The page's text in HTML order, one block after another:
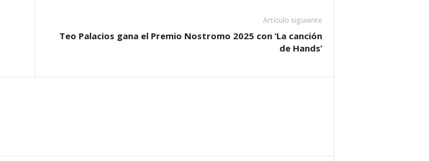
Artículo siguiente
Teo Palacios gana el Premio Nostromo 2025 con ‘La canción
de Hands’